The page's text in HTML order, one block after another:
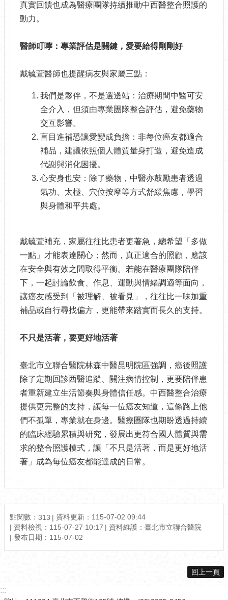
真實回饋也成為醫療團隊持續推動中西醫整合照護的
動力。
醫師叮嚀：專業評估是關鍵，愛要給得剛剛好
戴毓萱醫師也提醒病友與家屬三點：
我們是夥伴，不是選邊站：治療期間中醫可安
全介入，但須由專業團隊整合評估，避免藥物
交互影響。
盲目進補恐讓愛變成負擔：非每位癌友都適合
補品，建議依照個人體質量身打造，避免造成
代謝與消化困擾。
心安身也安：除了藥物，中醫亦鼓勵患者透過
氣功、太極、穴位按摩等方式舒緩焦慮，學習
與身體和平共處。
戴毓萱補充，家屬往往比患者更著急，總希望「多做
一點」才能表達關心；然而，真正適合的照顧，應該
在安全與有效之間取得平衡。若能在醫療團隊陪伴
下，一起討論飲食、作息、運動與情緒調適等面向，
讓癌友感受到「被理解、被看見」，往往比一味加重
補品或自行尋找偏方，更能帶來踏實而長久的支持。
不只是活著，要更好地活著
臺北市立聯合醫院林森中醫昆明院區強調，癌後照護
除了定期回診西醫追蹤、關注病情控制，更要陪伴患
者重新建立生活節奏與身體信任感。中西醫整合治療
提供更完整的支持，讓每一位癌友知道，這條路上他
們不孤單，專業就在身邊。醫療團隊也期盼透過持續
的臨床經驗累積與研究，發展出更符合國人體質與需
求的整合照護模式，讓「不只是活著，而是更好地活
著」成為每位癌友都能達成的日常。
點閱數： 313
資料更新：115-07-02 09:44
資料檢視：115-07-27 10:17
資料維護：臺北市立聯合醫院
發布日期：115-07-02
回上一頁
:::